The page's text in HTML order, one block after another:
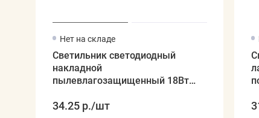
Нет на складе
Светильник светодиодный
накладной
пылевлагозащищенный 18Вт
264В, JAZZWAY
34.25 р./шт